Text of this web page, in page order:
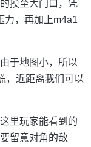
摸至大门口，凭
，再加上m4a1
于地图小，所以
，近距离我们可以
里玩家能看到的
留意对角的敌